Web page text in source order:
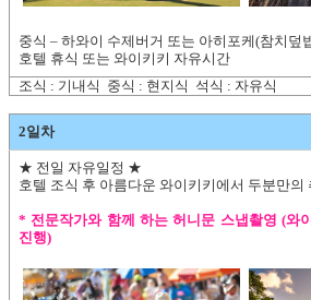
중식 – 하와이 수제버거 또는 아히포케(참치덮
호텔 휴식 또는 와이키키 자유시간
조식 : 기내식 중식 : 현지식 석식 : 자유식
2일차
★ 전일 자유일정 ★
호텔 조식 후 아름다운 와이키키에서 두분만의
* 전문작가와 함께 하는 허니문 스냅촬영 (와
진행)